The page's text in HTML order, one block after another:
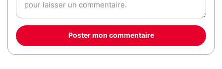
Poster mon commentaire